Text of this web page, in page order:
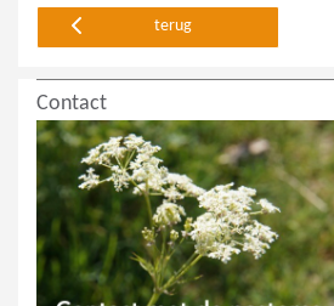
terug
Contact